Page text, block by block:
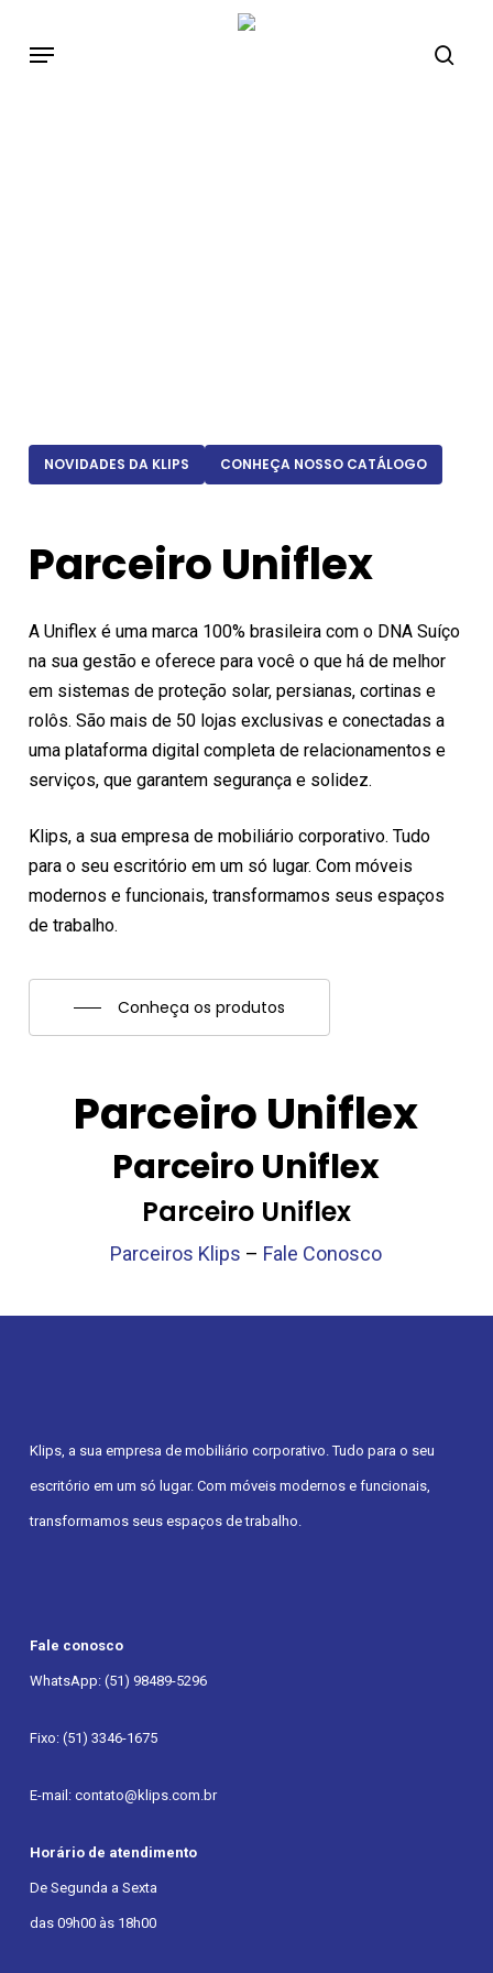
NOVIDADES DA KLIPS CONHEÇA NOSSO CATÁLOGO
Parceiro Uniflex
A Uniflex é uma marca 100% brasileira com o DNA Suíço
na sua gestão e oferece para você o que há de melhor
em sistemas de proteção solar, persianas, cortinas e
rolôs. São mais de 50 lojas exclusivas e conectadas a
uma plataforma digital completa de relacionamentos e
serviços, que garantem segurança e solidez.
Klips, a sua empresa de mobiliário corporativo. Tudo
para o seu escritório em um só lugar. Com móveis
modernos e funcionais, transformamos seus espaços
de trabalho.
Conheça os produtos
Parceiro Uniflex
Parceiro Uniflex
Parceiro Uniflex
Parceiros Klips – Fale Conosco
Klips, a sua empresa de mobiliário corporativo. Tudo para o seu
escritório em um só lugar. Com móveis modernos e funcionais,
transformamos seus espaços de trabalho.
Fale conosco
WhatsApp: (51) 98489-5296
Fixo: (51) 3346-1675
E-mail: contato@klips.com.br
Horário de atendimento
De Segunda a Sexta
das 09h00 às 18h00